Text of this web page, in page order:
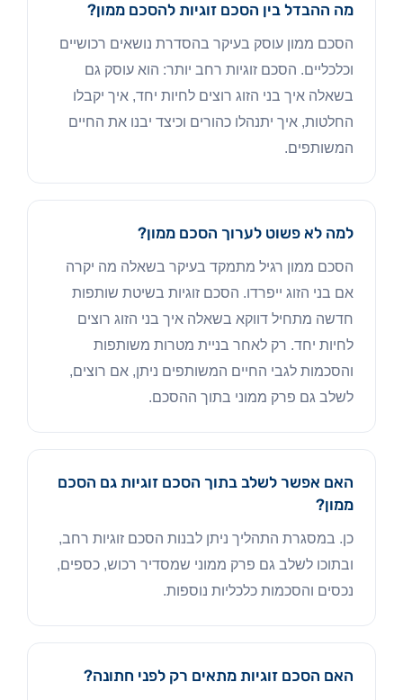
מה ההבדל בין הסכם זוגיות להסכם ממון?
הסכם ממון עוסק בעיקר בהסדרת נושאים רכושיים
וכלכליים. הסכם זוגיות רחב יותר: הוא עוסק גם
בשאלה איך בני הזוג רוצים לחיות יחד, איך יקבלו
החלטות, איך יתנהלו כהורים וכיצד יבנו את החיים
המשותפים.
למה לא פשוט לערוך הסכם ממון?
הסכם ממון רגיל מתמקד בעיקר בשאלה מה יקרה
אם בני הזוג ייפרדו. הסכם זוגיות בשיטת שותפות
חדשה מתחיל דווקא בשאלה איך בני הזוג רוצים
לחיות יחד. רק לאחר בניית מטרות משותפות
והסכמות לגבי החיים המשותפים ניתן, אם רוצים,
לשלב גם פרק ממוני בתוך ההסכם.
האם אפשר לשלב בתוך הסכם זוגיות גם הסכם
ממון?
כן. במסגרת התהליך ניתן לבנות הסכם זוגיות רחב,
ובתוכו לשלב גם פרק ממוני שמסדיר רכוש, כספים,
נכסים והסכמות כלכליות נוספות.
האם הסכם זוגיות מתאים רק לפני חתונה?